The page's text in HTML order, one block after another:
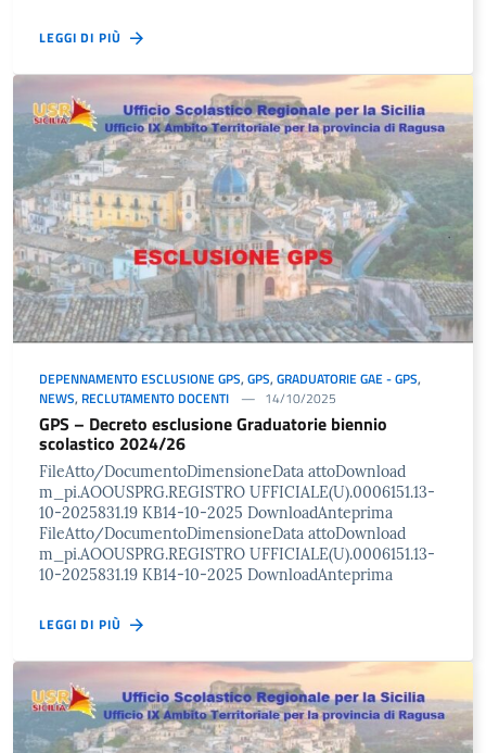
LEGGI DI PIÙ
DEPENNAMENTO ESCLUSIONE GPS, GPS, GRADUATORIE GAE - GPS,
NEWS, RECLUTAMENTO DOCENTI 14/10/2025
GPS – Decreto esclusione Graduatorie biennio
scolastico 2024/26
FileAtto/DocumentoDimensioneData attoDownload
m_pi.AOOUSPRG.REGISTRO UFFICIALE(U).0006151.13-
10-2025831.19 KB14-10-2025 DownloadAnteprima
FileAtto/DocumentoDimensioneData attoDownload
m_pi.AOOUSPRG.REGISTRO UFFICIALE(U).0006151.13-
10-2025831.19 KB14-10-2025 DownloadAnteprima
LEGGI DI PIÙ